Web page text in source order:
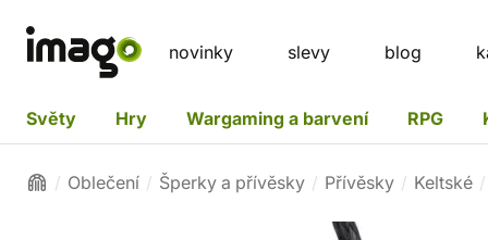
novinky slevy blog
Světy Hry Wargaming a barvení RPG
Oblečení Šperky a přívěsky Přívěsky Keltské